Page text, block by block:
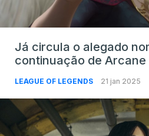
Já circula o alegado
continuação de Arcane
LEAGUE OF LEGENDS 21 jan 2025